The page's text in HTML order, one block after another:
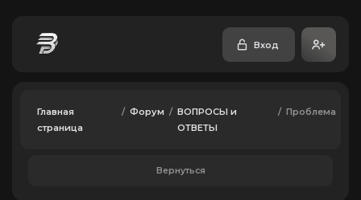
Вход
Главная
страница
/ Форум / ВОПРОСЫ и
ОТВЕТЫ
/ Проблема
Вернуться